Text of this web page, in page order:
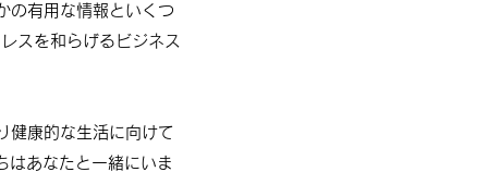
の有用な情報といくつ
スを和らげるビジネス
健康的な生活に向けて
はあなたと一緒にいま